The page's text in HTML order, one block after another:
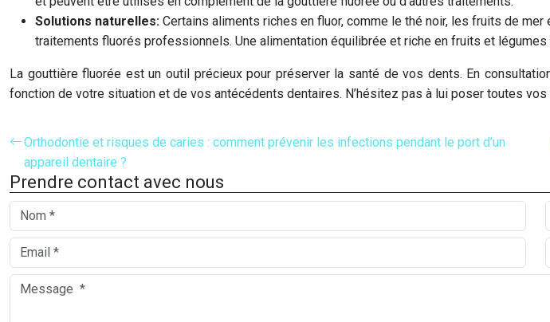
Solutions naturelles: Certains aliments riches en fluor, comme le thé noir, les fruits de
traitements fluorés professionnels. Une alimentation équilibrée et riche en fruits et
La gouttière fluorée est un outil précieux pour préserver la santé de vos dents. En
fonction de votre situation et de vos antécédents dentaires. N’hésitez pas à lui poser toutes
Orthodontie et risques de caries : comment prévenir les infections pendant le port d’un
appareil dentaire ?
Prendre contact avec nous